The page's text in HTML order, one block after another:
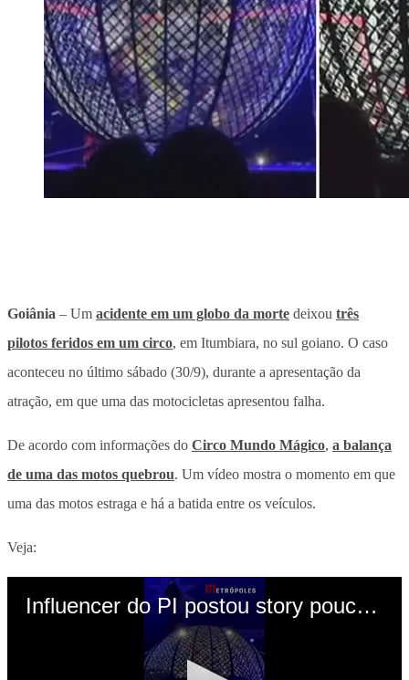
Goiânia – Um acidente em um globo da morte deixou três
pilotos feridos em um circo, em Itumbiara, no sul goiano. O caso
aconteceu no último sábado (30/9), durante a apresentação da
atração, em que uma das motocicletas apresentou falha.
De acordo com informações do Circo Mundo Mágico, a balança
de uma das motos quebrou. Um vídeo mostra o momento em que
uma das motos estraga e há a batida entre os veículos.
Veja: